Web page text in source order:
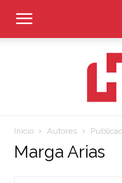
Inicio Autores
Marga Arias